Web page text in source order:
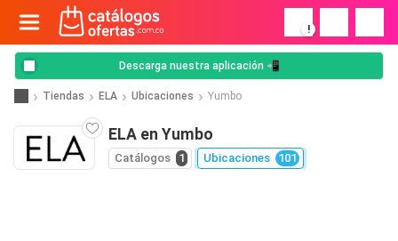
!
Descarga nuestra aplicación 📲
Tiendas ELA Ubicaciones Yumbo
ELA en Yumbo
Catálogos 1 Ubicaciones 101